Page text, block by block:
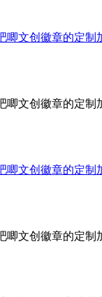
唧文创徽章的定制
唧文创徽章的定制
唧文创徽章的定制
唧文创徽章的定制